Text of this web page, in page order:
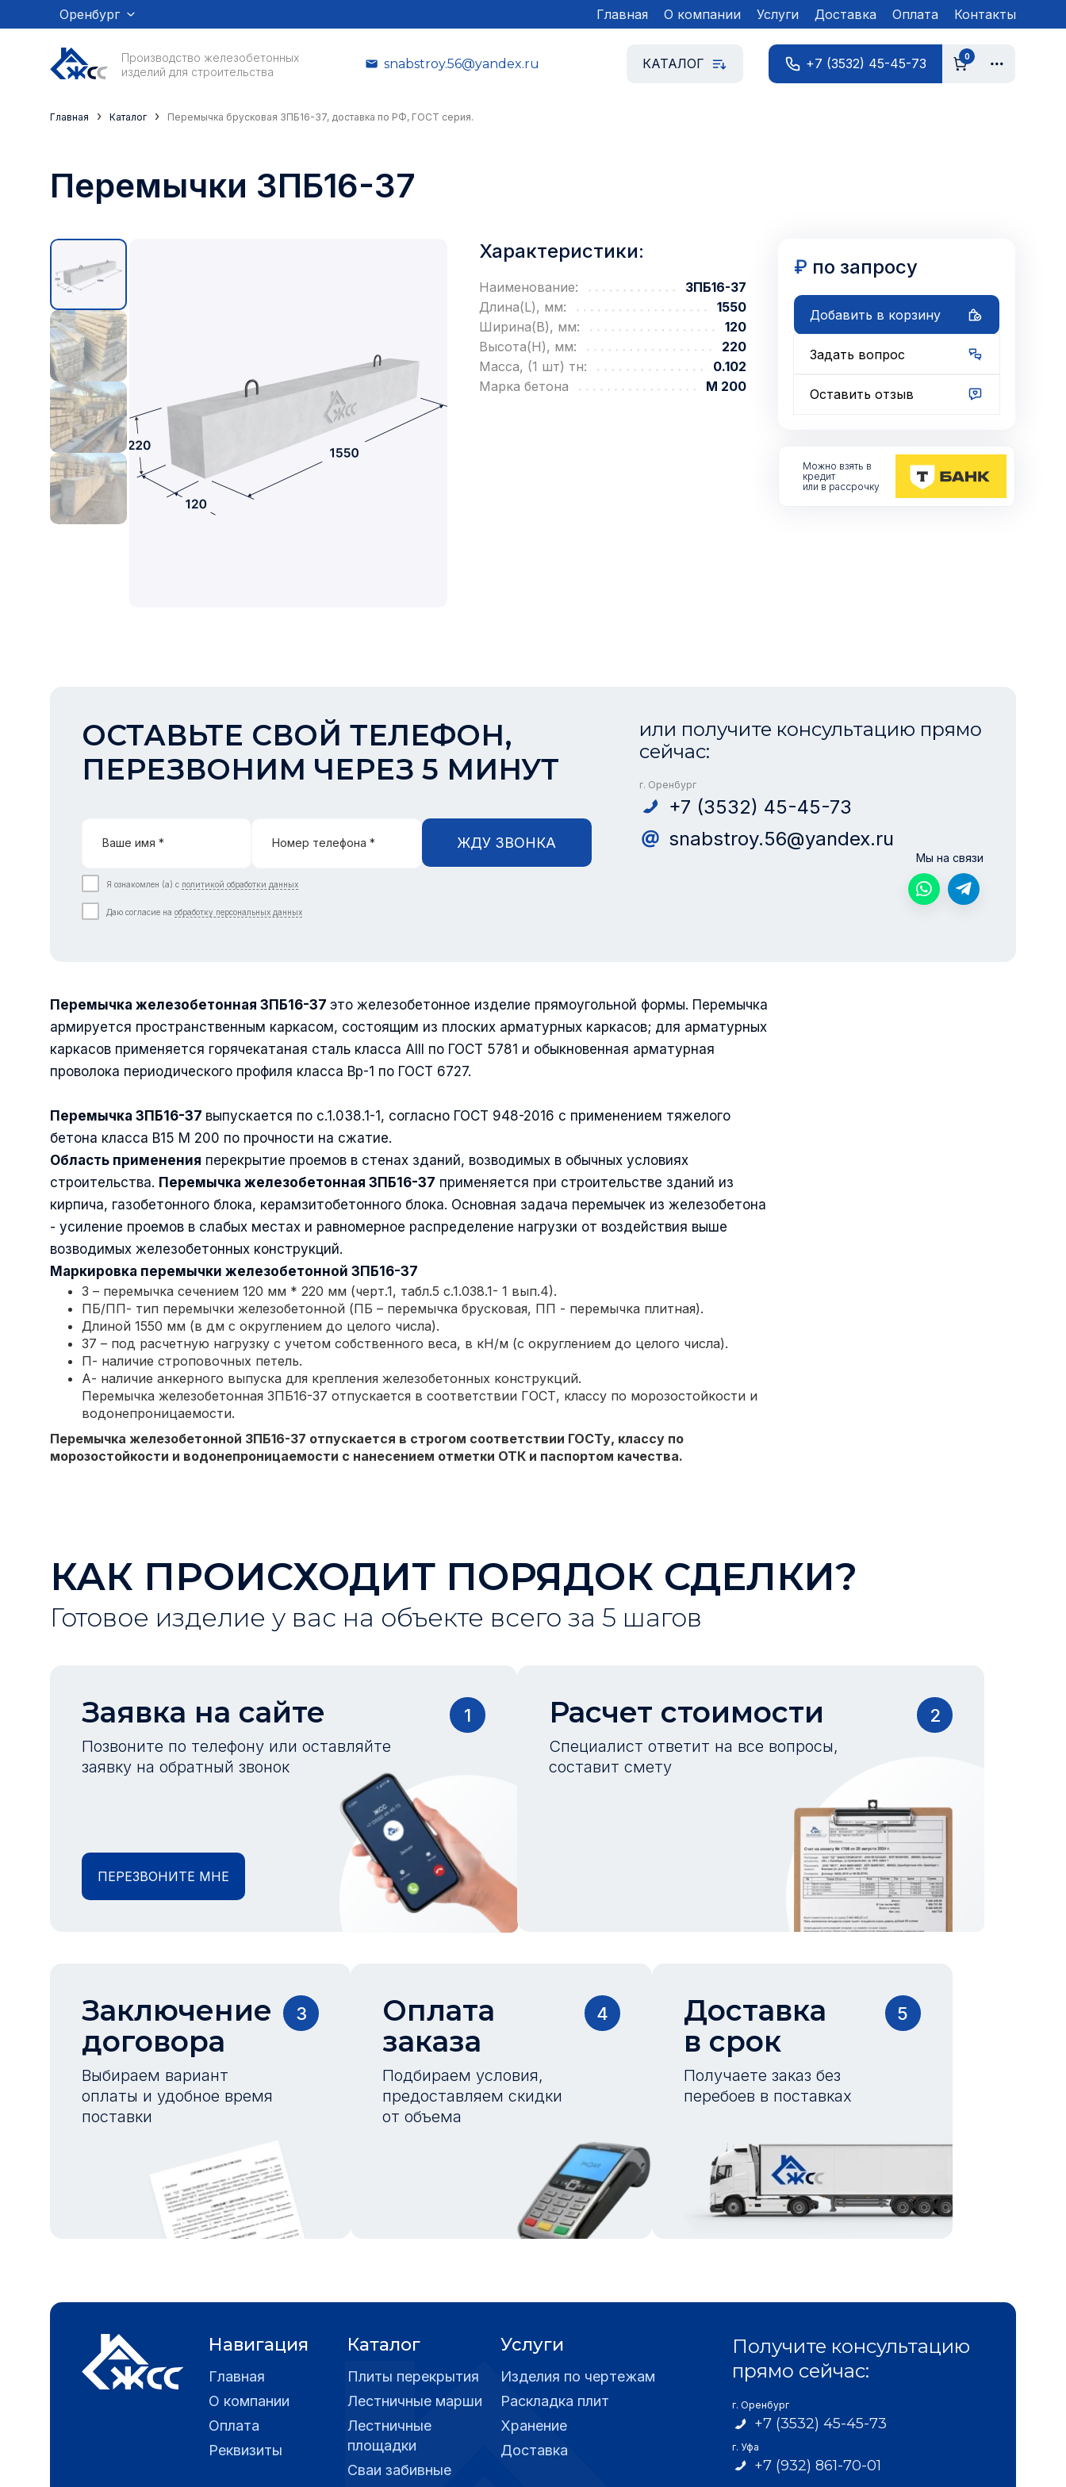
Оренбург Главная О компании Услуги Доставка Оплата Контакты
Производство железобетонных
изделий для строительства
snabstroy.56@yandex.ru КАТАЛОГ +7 (3532) 45-45-73 0
Главная › Каталог › Перемычка брусковая 3ПБ16-37, доставка по РФ, ГОСТ серия.
Перемычки 3ПБ16-37
Характеристики:
Наименование:
3ПБ16-37
Длина(L), мм:
1550
Ширина(B), мм:
120
Высота(H), мм:
220
Масса, (1 шт) тн:
0.102
Марка бетона
М 200
₽ по запросу
Добавить в корзину
Задать вопрос
Оставить отзыв
Можно взять в
кредит
или в рассрочку
ОСТАВЬТЕ СВОЙ ТЕЛЕФОН,
ПЕРЕЗВОНИМ ЧЕРЕЗ 5 МИНУТ
Ваше имя * Номер телефона * ЖДУ ЗВОНКА
Я ознакомлен (а) с политикой обработки данных
Даю согласие на обработку персональных данных
или получите консультацию прямо
сейчас:
г. Оренбург
+7 (3532) 45-45-73
snabstroy.56@yandex.ru
Мы на связи
Перемычка железобетонная 3ПБ16-37 это железобетонное изделие прямоугольной формы. Перемычка
армируется пространственным каркасом, состоящим из плоских арматурных каркасов; для арматурных
каркасов применяется горячекатаная сталь класса АIII по ГОСТ 5781 и обыкновенная арматурная
проволока периодического профиля класса Вр-1 по ГОСТ 6727.
Перемычка 3ПБ16-37 выпускается по с.1.038.1-1, согласно ГОСТ 948-2016 с применением тяжелого
бетона класса В15 М 200 по прочности на сжатие.
Область применения перекрытие проемов в стенах зданий, возводимых в обычных условиях
строительства. Перемычка железобетонная 3ПБ16-37 применяется при строительстве зданий из
кирпича, газобетонного блока, керамзитобетонного блока. Основная задача перемычек из железобетона
- усиление проемов в слабых местах и равномерное распределение нагрузки от воздействия выше
возводимых железобетонных конструкций.
Маркировка перемычки железобетонной 3ПБ16-37
3 – перемычка сечением 120 мм * 220 мм (черт.1, табл.5 с.1.038.1- 1 вып.4).
ПБ/ПП- тип перемычки железобетонной (ПБ – перемычка брусковая, ПП - перемычка плитная).
Длиной 1550 мм (в дм с округлением до целого числа).
37 – под расчетную нагрузку с учетом собственного веса, в кН/м (с округлением до целого числа).
П- наличие строповочных петель.
А- наличие анкерного выпуска для крепления железобетонных конструкций.
Перемычка железобетонная 3ПБ16-37 отпускается в соответствии ГОСТ, классу по морозостойкости и
водонепроницаемости.
Перемычка железобетонной 3ПБ16-37 отпускается в строгом соответствии ГОСТу, классу по
морозостойкости и водонепроницаемости с нанесением отметки ОТК и паспортом качества.
КАК ПРОИСХОДИТ ПОРЯДОК СДЕЛКИ?
Готовое изделие у вас на объекте всего за 5 шагов
Заявка на сайте
Позвоните по телефону или оставляйте
заявку на обратный звонок
1
ПЕРЕЗВОНИТЕ МНЕ
Расчет стоимости
Специалист ответит на все вопросы,
составит смету
2
Заключение
договора
Выбираем вариант
оплаты и удобное время
поставки
3
Оплата
заказа
Подбираем условия,
предоставляем скидки
от объема
4
Доставка
в срок
Получаете заказ без
перебоев в поставках
5
Навигация
Главная
О компании
Оплата
Реквизиты
Каталог
Плиты перекрытия
Лестничные марши
Лестничные
площадки
Сваи забивные
Услуги
Изделия по чертежам
Раскладка плит
Хранение
Доставка
Получите консультацию
прямо сейчас:
г. Оренбург
+7 (3532) 45-45-73
г. Уфа
+7 (932) 861-70-01